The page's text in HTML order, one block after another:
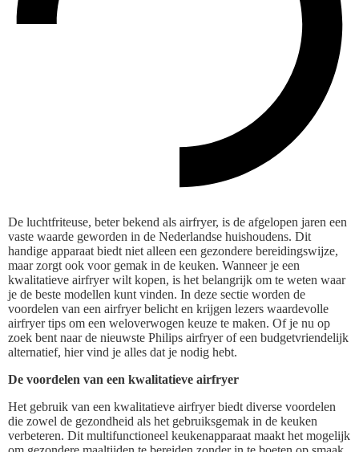
De luchtfriteuse, beter bekend als airfryer, is de afgelopen jaren een
vaste waarde geworden in de Nederlandse huishoudens. Dit
handige apparaat biedt niet alleen een gezondere bereidingswijze,
maar zorgt ook voor gemak in de keuken. Wanneer je een
kwalitatieve airfryer wilt kopen, is het belangrijk om te weten waar
je de beste modellen kunt vinden. In deze sectie worden de
voordelen van een airfryer belicht en krijgen lezers waardevolle
airfryer tips om een weloverwogen keuze te maken. Of je nu op
zoek bent naar de nieuwste Philips airfryer of een budgetvriendelijk
alternatief, hier vind je alles dat je nodig hebt.
De voordelen van een kwalitatieve airfryer
Het gebruik van een kwalitatieve airfryer biedt diverse voordelen
die zowel de gezondheid als het gebruiksgemak in de keuken
verbeteren. Dit multifunctioneel keukenapparaat maakt het mogelijk